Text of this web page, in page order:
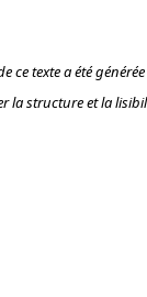
ce texte a été
la structure et la